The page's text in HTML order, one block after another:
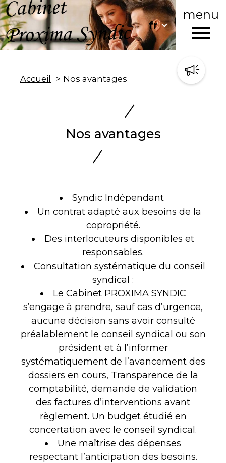
menu
Langue
fr
Accueil Langue
fr
Accueil Nos avantages
Nos avantages
Syndic Indépendant
Un contrat adapté aux besoins de la
copropriété.
Des interlocuteurs disponibles et
responsables.
Consultation systématique du conseil
syndical :
Le Cabinet PROXIMA SYNDIC
s’engage à prendre, sauf cas d’urgence,
aucune décision sans avoir consulté
préalablement le conseil syndical ou son
président et à l’informer
systématiquement de l’avancement des
dossiers en cours, Transparence de la
comptabilité, demande de validation
des factures d’interventions avant
règlement. Un budget étudié en
concertation avec le conseil syndical.
Une maîtrise des dépenses
respectant l’anticipation des besoins.